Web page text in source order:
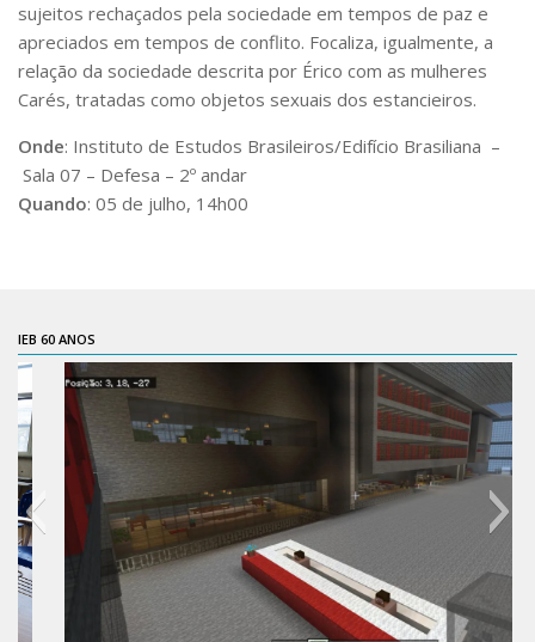
Licitações e Contratos
Abertas
Encerradas
Contratos
PCA
Divisão Administrativa Financeira
Transparência
Acervo
Arquivo
Sobre
Catálogo on-line
Consulta/Normas
Ações e Parcerias
Eventos
sujeitos rechaçados pela sociedade em tempos de paz e
apreciados em tempos de conflito. Focaliza, igualmente, a
relação da sociedade descrita por Érico com as mulheres
Carés, tratadas como objetos sexuais dos estancieiros.
Onde: Instituto de Estudos Brasileiros/Edifício Brasiliana –
Sala 07 – Defesa – 2º andar
Quando: 05 de julho, 14h00
IEB 60 ANOS